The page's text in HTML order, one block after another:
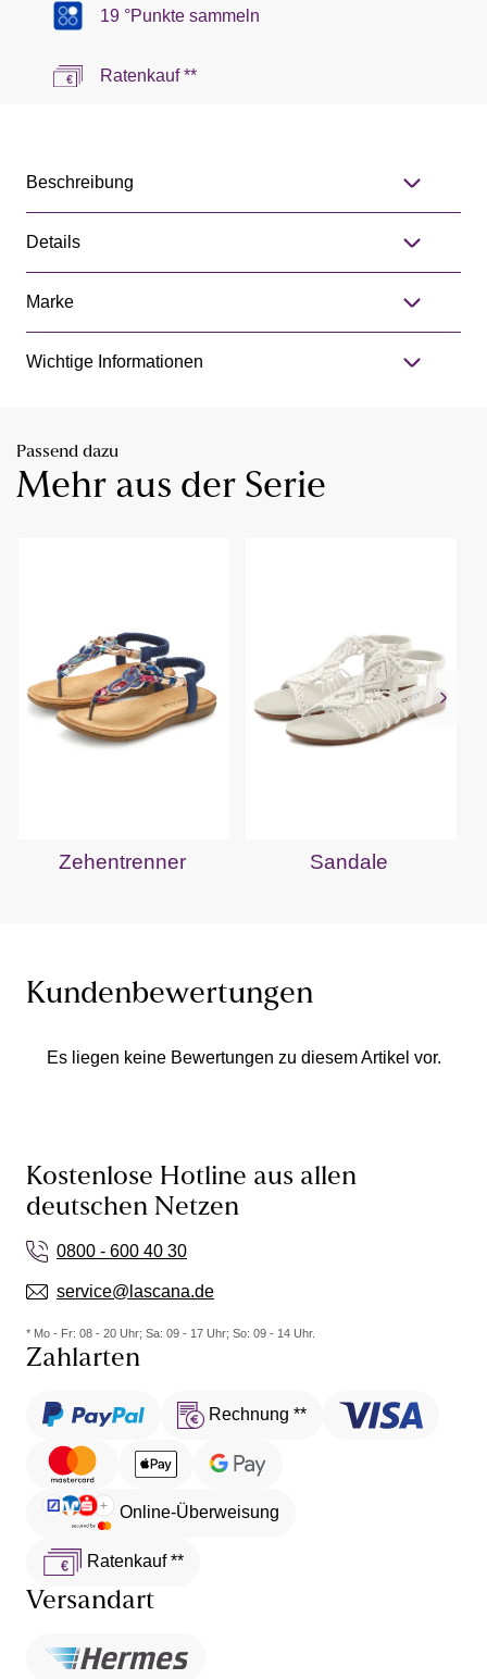
19 °Punkte sammeln
Ratenkauf **
Beschreibung
Details
Marke
Wichtige Informationen
Passend dazu
Mehr aus der Serie
Zehentrenner Sandale
Kundenbewertungen
Es liegen keine Bewertungen zu diesem Artikel vor.
Kostenlose Hotline aus allen
deutschen Netzen
0800 - 600 40 30
service@lascana.de
* Mo - Fr: 08 - 20 Uhr; Sa: 09 - 17 Uhr; So: 09 - 14 Uhr.
Zahlarten
Rechnung **
Online-Überweisung
Ratenkauf **
Versandart